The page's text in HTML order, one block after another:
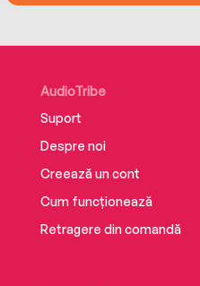
AudioTribe
Suport
Despre noi
Creează un cont
Cum funcționează
Retragere din comandă